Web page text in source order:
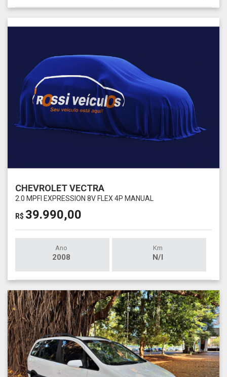
CHEVROLET VECTRA
2.0 MPFI EXPRESSION 8V FLEX 4P MANUAL
R$ 39.990,00
Ano
2008
Km
N/I